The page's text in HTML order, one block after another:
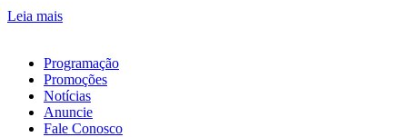
Leia mais
Programação
Promoções
Notícias
Anuncie
Fale Conosco